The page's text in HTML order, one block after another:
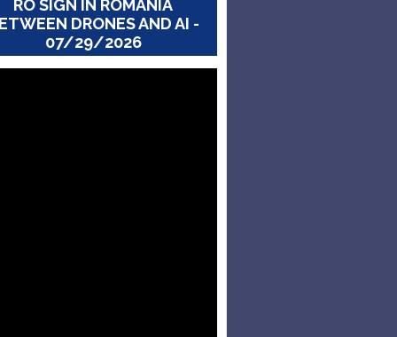
RO SIGN IN ROMANIA
DRONES AND AI -
07/29/2026